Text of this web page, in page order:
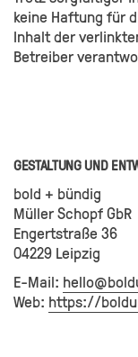
keine Haftung für
Inhalt der
Betreiber
GESTALTUNG UND
bold + bündig
Müller Schopf GbR
Engertstraße 36
04229 Leipzig
E-Mail:
Web: https://